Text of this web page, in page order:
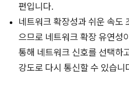
편입니다.
네트워크 확장성과 쉬운 속도
으므로 네트워크 확장 유연성
통해 네트워크 신호를 선택하
강도로 다시 통신할 수 있습니